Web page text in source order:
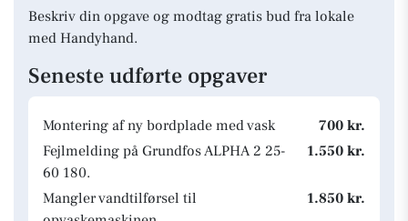
Beskriv din opgave og modtag gratis bud fra lokale
med Handyhand.
Seneste udførte opgaver
Montering af ny bordplade med vask
700 kr.
Fejlmelding på Grundfos ALPHA 2 25-
60 180.
1.550 kr.
Mangler vandtilførsel til
1.850 kr.